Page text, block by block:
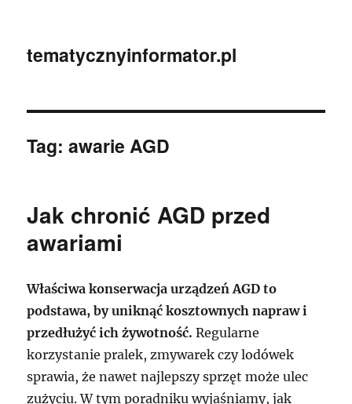
tematycznyinformator.pl
Tag:awarie AGD
Jak chronić AGD przed
awariami
Właściwa konserwacja urządzeń AGD to
podstawa, by uniknąć kosztownych napraw i
przedłużyć ich żywotność. Regularne
korzystanie pralek, zmywarek czy lodówek
sprawia, że nawet najlepszy sprzęt może ulec
zużyciu. W tym poradniku wyjaśniamy, jak